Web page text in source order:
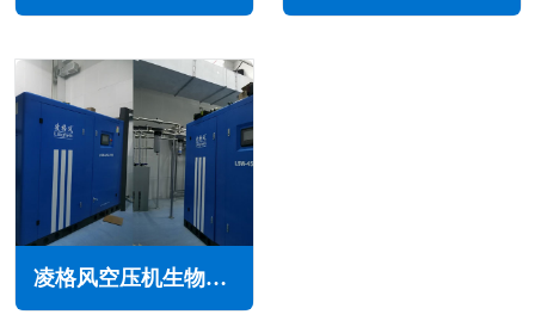
凌格风空压机生物医药行业解决方案